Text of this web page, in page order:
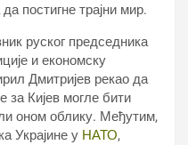
да постигне трајни мир.
руског председника
и економску
Дмитријев рекао да
за Кијев могле бити
оном облику. Међутим,
Украјине у НАТО,